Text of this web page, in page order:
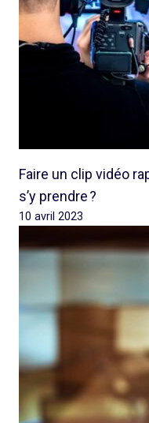
Faire un clip vidéo
s’y prendre ?
10 avril 2023